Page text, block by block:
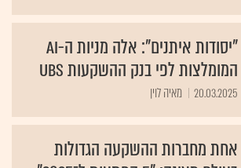
"יסודות איתנים": אלה מניות ה-AI
המומלצות לפי בנק ההשקעות UBS
20.03.2025 מאיה לוין
אחת מחברות ההשקעה הגדולות